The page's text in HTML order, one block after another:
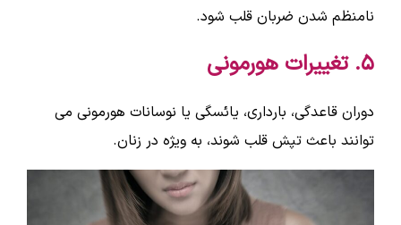
نامنظم شدن ضربان قلب شود.
۵. تغییرات هورمونی
دوران قاعدگی، بارداری، یائسگی یا نوسانات هورمونی می
توانند باعث تپش قلب شوند، به ویژه در زنان.